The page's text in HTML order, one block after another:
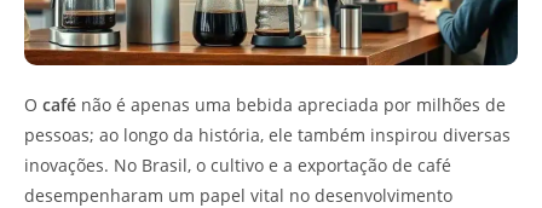
O café não é apenas uma bebida apreciada por milhões de
pessoas; ao longo da história, ele também inspirou diversas
inovações. No Brasil, o cultivo e a exportação de café
desempenharam um papel vital no desenvolvimento